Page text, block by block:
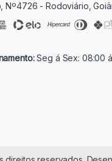
Nº4726 - Rodoviário,
Seg á Sex: 08:00